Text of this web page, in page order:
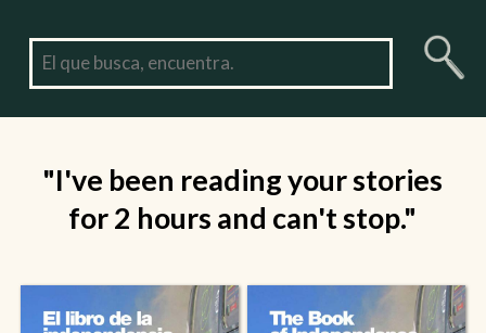
"I've been reading your stories
for 2 hours and can't stop."